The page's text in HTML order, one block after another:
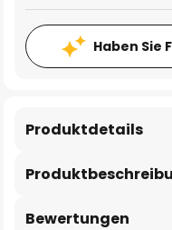
Haben Sie
Produktdetails
Bewertungen